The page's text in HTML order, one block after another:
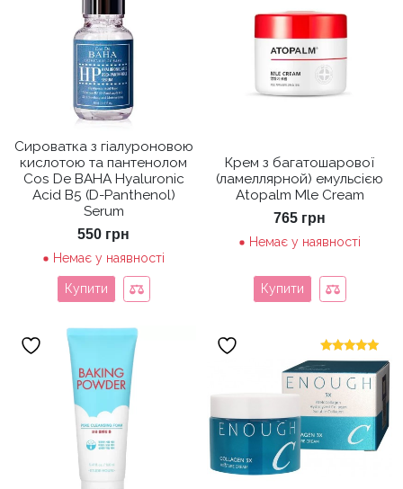
Сироватка з гіалуроновою
кислотою та пантенолом
Cos De BAHA Hyaluronic
Acid B5 (D-Panthenol)
Serum
550 грн
Немає у наявності
Купити
Крем з багатошарової
(ламеллярной) емульсією
Atopalm Mle Cream
765 грн
Немає у наявності
Купити
Оцінено в
5.00з 5